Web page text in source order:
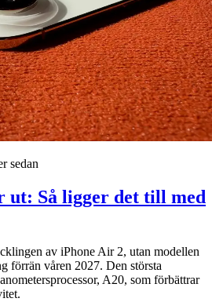
sedan
ut: Så ligger det till med
av iPhone Air 2, utan modellen
förrän våren 2027. Den största
A20, som förbättrar